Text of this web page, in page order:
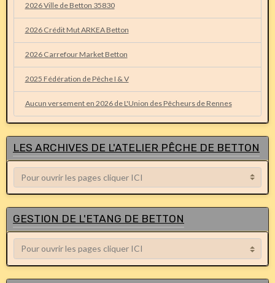
2026 Ville de Betton 35830
2026 Crédit Mut ARKEA Betton
2026 Carrefour Market Betton
2025 Fédération de Pêche I & V
Aucun versement en 2026 de L'Union des Pêcheurs de Rennes
LES ARCHIVES DE L'ATELIER PÊCHE DE BETTON
GESTION DE L'ETANG DE BETTON